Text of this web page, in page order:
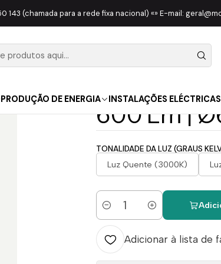
PRODUÇÃO DE ENERGIA INSTALAÇÕES ELÉCTRICAS
143 (chamada para a rede fixa nacional) «» E-mail:
Aplique LED Setra Embutir | 6W | 230V | 24º |
Mini
Embutir |
600 Lm |
TONALIDADE DA LUZ (GRAUS
Luz Quente (3000K)
Quantidade
Adicionar à lista de